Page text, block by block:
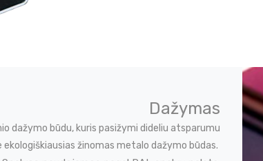
Dažymas
dažymo būdu, kuris pasižymi dideliu atsparumu
ekologiškiausias žinomas metalo dažymo būdas.